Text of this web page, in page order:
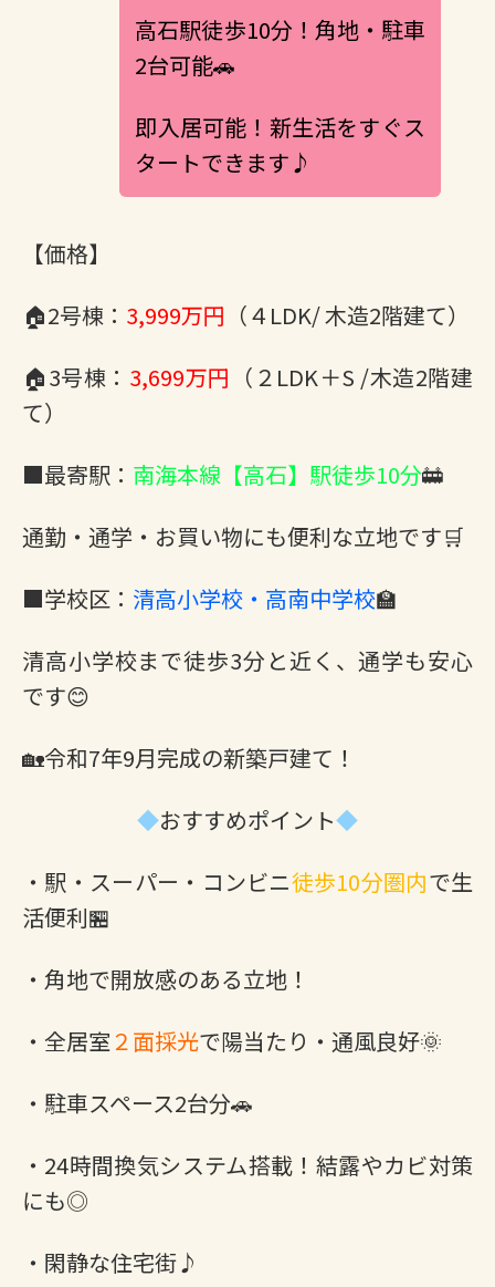
高石駅徒歩10分！角地・駐車
2台可能🚗
即入居可能！新生活をすぐス
タートできます♪
【価格】
🏠2号棟： 3,999万円 （４LDK/ 木造2階建て）
🏠3号棟： 3,699万円 （２LDK＋S /木造2階建
て）
■最寄駅： 南海本線【高石】駅徒歩10分🚋
通勤・通学・お買い物にも便利な立地です🛒
■学校区： 清高小学校・高南中学校🏫
清高小学校まで徒歩3分と近く、通学も安心
です😊
🏡令和7年9月完成の新築戸建て！
◆おすすめポイント◆
・駅・スーパー・コンビニ徒歩10分圏内で生
活便利🏪
・角地で開放感のある立地！
・全居室２面採光で陽当たり・通風良好🌞
・駐車スペース2台分🚗
・24時間換気システム搭載！結露やカビ対策
にも◎
・閑静な住宅街♪